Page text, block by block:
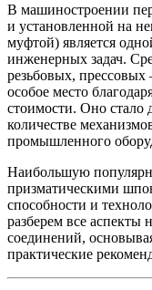
В машиностроении
и установленной на
муфтой) является
инженерных задач.
резьбовых,
особое место
стоимости. Оно стало
количестве
промышленного
Наибольшую
призматическими
способности и
разберем все аспекты
соединений,
практические